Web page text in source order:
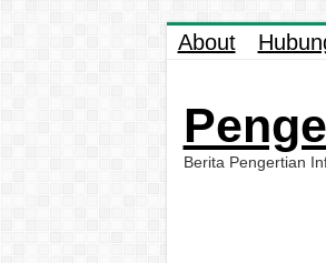
About
Berita Pengertian